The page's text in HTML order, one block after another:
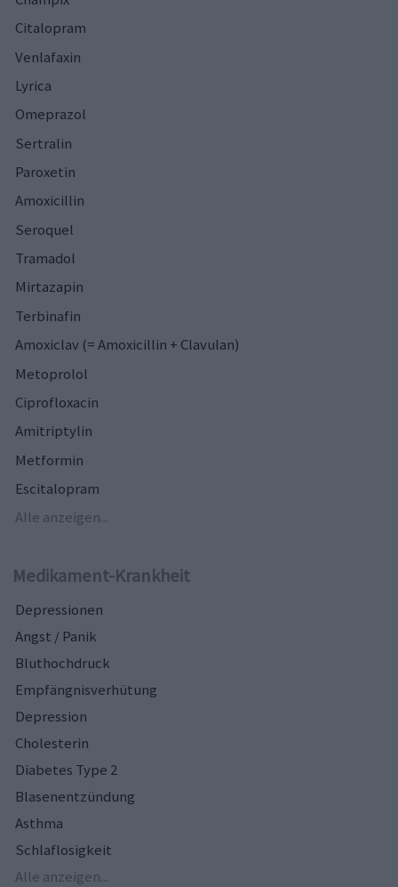
Citalopram
Venlafaxin
Lyrica
Omeprazol
Sertralin
Paroxetin
Amoxicillin
Seroquel
Tramadol
Mirtazapin
Terbinafin
Amoxiclav (= Amoxicillin + Clavulan)
Metoprolol
Ciprofloxacin
Amitriptylin
Metformin
Escitalopram
Alle anzeigen...
Medikament-Krankheit
Depressionen
Angst / Panik
Bluthochdruck
Empfängnisverhütung
Depression
Cholesterin
Diabetes Type 2
Blasenentzündung
Asthma
Schlaflosigkeit
Alle anzeigen...